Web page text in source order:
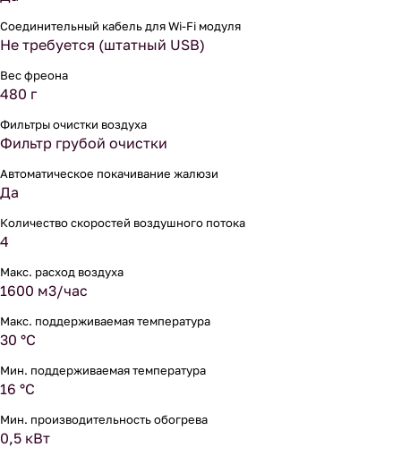
Соединительный кабель для Wi-Fi модуля
Не требуется (штатный USB)
Вес фреона
480 г
Фильтры очистки воздуха
Фильтр грубой очистки
Автоматическое покачивание жалюзи
Да
Количество скоростей воздушного потока
4
Макс. расход воздуха
1600 м3/час
Макс. поддерживаемая температура
30 °С
Мин. поддерживаемая температура
16 °С
Мин. производительность обогрева
0,5 кВт